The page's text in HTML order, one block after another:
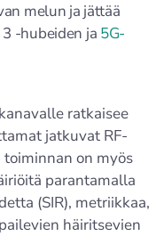
melun ja jättää
-hubeiden ja 5G-
ratkaisee
jatkuvat RF-
on myös
parantamalla
(SIR), metriikkaa,
häiritsevien